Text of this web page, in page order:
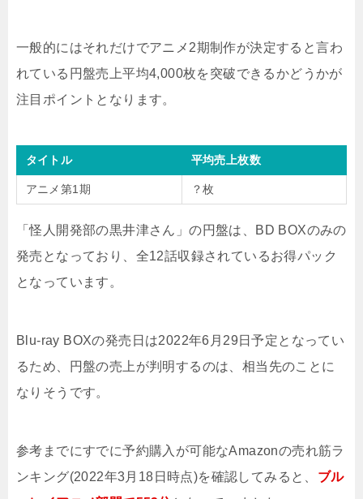
一般的にはそれだけでアニメ2期制作が決定すると言わ
れている円盤売上平均4,000枚を突破できるかどうかが
注目ポイントとなります。
タイトル 平均売上枚数
アニメ第1期 ？枚
「怪人開発部の黒井津さん」の円盤は、BD BOXのみの
発売となっており、全12話収録されているお得パック
となっています。
Blu-ray BOXの発売日は2022年6月29日予定となってい
るため、円盤の売上が判明するのは、相当先のことに
なりそうです。
参考までにすでに予約購入が可能なAmazonの売れ筋ラ
ンキング(2022年3月18日時点)を確認してみると、 ブル